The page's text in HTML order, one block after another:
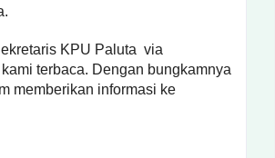
KPU Paluta via
terbaca. Dengan bungkamnya
memberikan informasi ke